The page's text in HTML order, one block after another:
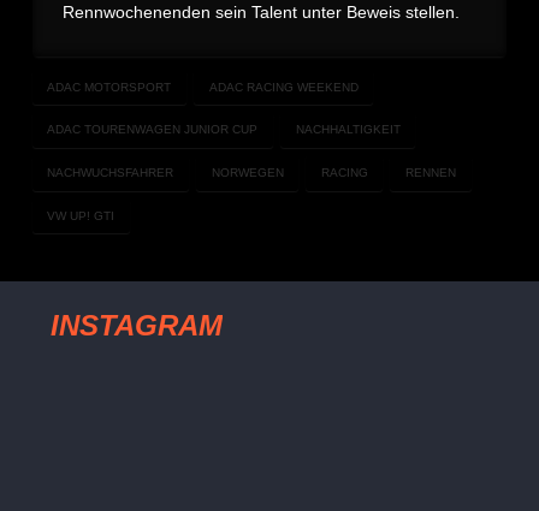
Rennwochenenden sein Talent unter Beweis stellen.
ADAC MOTORSPORT ADAC RACING WEEKEND
ADAC TOURENWAGEN JUNIOR CUP NACHHALTIGKEIT
NACHWUCHSFAHRER NORWEGEN RACING RENNEN
VW UP! GTI
INSTAGRAM